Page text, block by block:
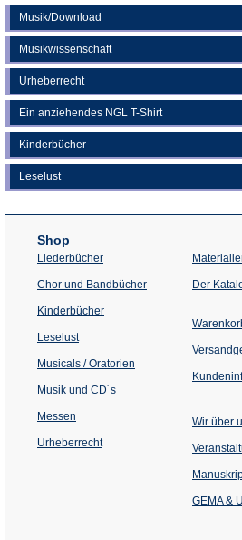
Musik/Download
Musikwissenschaft
Urheberrecht
Ein anziehendes NGL T-Shirt
Kinderbücher
Leselust
Shop
Liederbücher
Chor und Bandbücher
Kinderbücher
Leselust
Musicals / Oratorien
Musik und CD´s
Messen
Urheberrecht
Der
Wir über
GEMA &